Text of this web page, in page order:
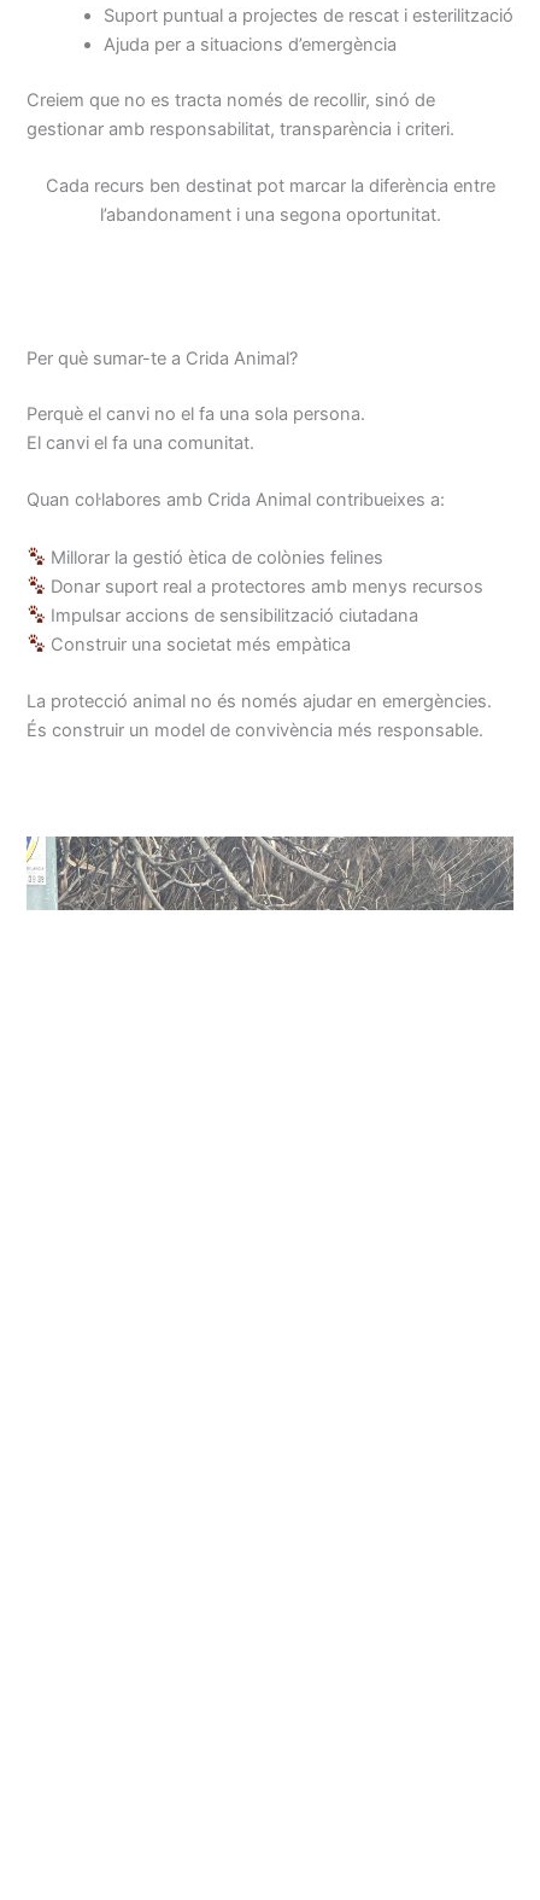
Suport puntual a projectes de rescat i esterilització
Ajuda per a situacions d’emergència
Creiem que no es tracta només de recollir, sinó de
gestionar amb responsabilitat, transparència i criteri.
Cada recurs ben destinat pot marcar la diferència entre
l’abandonament i una segona oportunitat.
Per què sumar-te a Crida Animal?
Perquè el canvi no el fa una sola persona.
El canvi el fa una comunitat.
Quan col·labores amb Crida Animal contribueixes a:
Millorar la gestió ètica de colònies felines
Donar suport real a protectores amb menys recursos
Impulsar accions de sensibilització ciutadana
Construir una societat més empàtica
La protecció animal no és només ajudar en emergències.
És construir un model de convivència més responsable.